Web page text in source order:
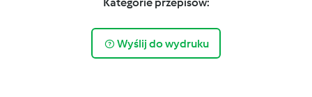
Kategorie przepisów:
Wyślij do wydruku